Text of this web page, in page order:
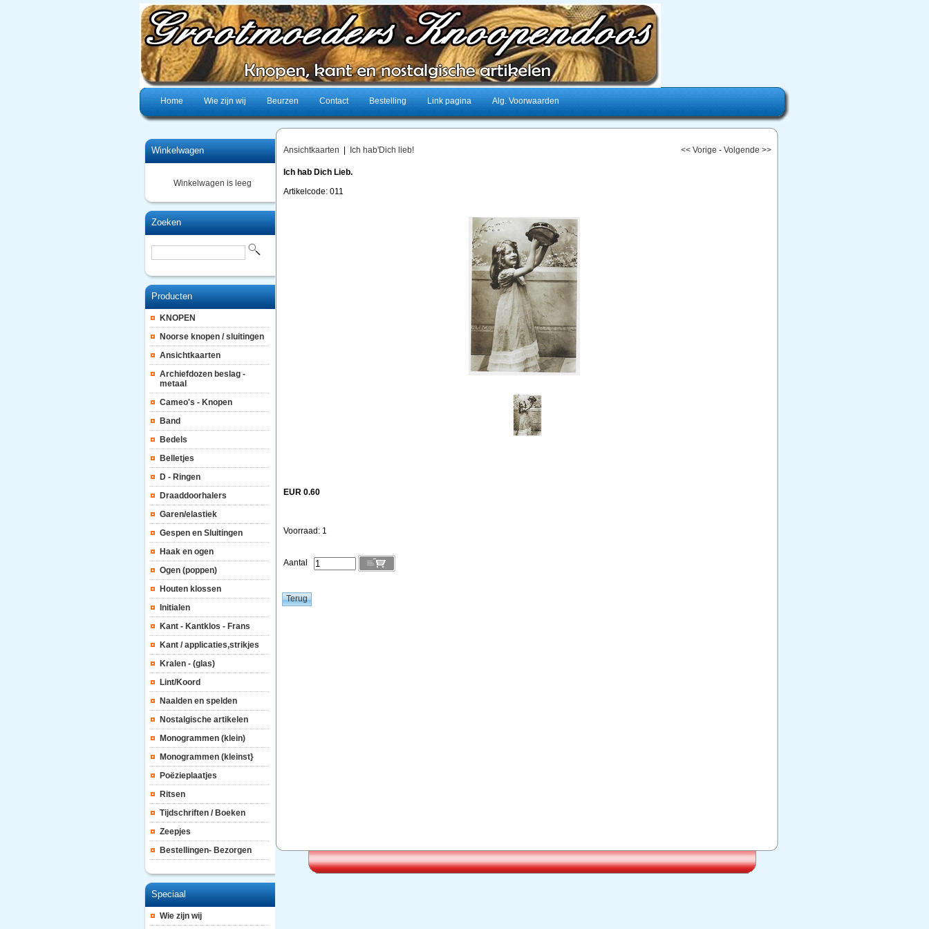
Home Wie zijn wij Beurzen Contact Bestelling Link pagina Alg. Voorwaarden
Winkelwagen
Winkelwagen is leeg
Zoeken
Producten
KNOPEN
Noorse knopen / sluitingen
Ansichtkaarten
Archiefdozen beslag -
metaal
Cameo's - Knopen
Band
Bedels
Belletjes
D - Ringen
Draaddoorhalers
Garen/elastiek
Gespen en Sluitingen
Haak en ogen
Ogen (poppen)
Houten klossen
Initialen
Kant - Kantklos - Frans
Kant / applicaties,strikjes
Kralen - (glas)
Lint/Koord
Naalden en spelden
Nostalgische artikelen
Monogrammen (klein)
Monogrammen (kleinst}
Poëzieplaatjes
Ritsen
Tijdschriften / Boeken
Zeepjes
Bestellingen- Bezorgen
Speciaal
Wie zijn wij
Ansichtkaarten Ich hab'Dich lieb! << Vorige - Volgende >>
Ich hab Dich Lieb.
Artikelcode: 011
EUR 0.60
Voorraad: 1
Aantal